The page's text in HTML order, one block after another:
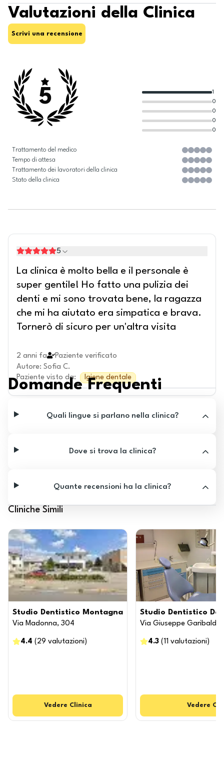
Valutazioni della Clinica
Scrivi una recensione
5
0
0
0
0
1
Trattamento del medico
Tempo di attesa
Trattamento dei lavoratori della clinica
Stato della clinica
5
La clinica è molto bella e il personale è
super gentile! Ho fatto una pulizia dei
denti e mi sono trovata bene, la ragazza
che mi ha aiutato era simpatica e brava.
Tornerò di sicuro per un'altra visita
2 anni fa
Paziente verificato
Autore: Sofia C.
Paziente visto da: Igiene dentale
Domande Frequenti
Quali lingue si parlano nella clinica?
Dove si trova la clinica?
Quante recensioni ha la clinica?
Cliniche Simili
Studio Dentistico Montagna
Via Madonna, 304
4.4 ( 29 valutazioni )
Vedere Clinica
Studio Dentistico
Via Giuseppe Garibaldi,
4.3 (11 valutazioni )
Vedere